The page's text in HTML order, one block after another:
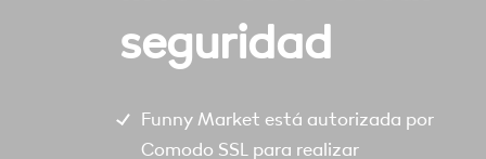
seguridad
Funny Market está autorizada por
Comodo SSL para realizar